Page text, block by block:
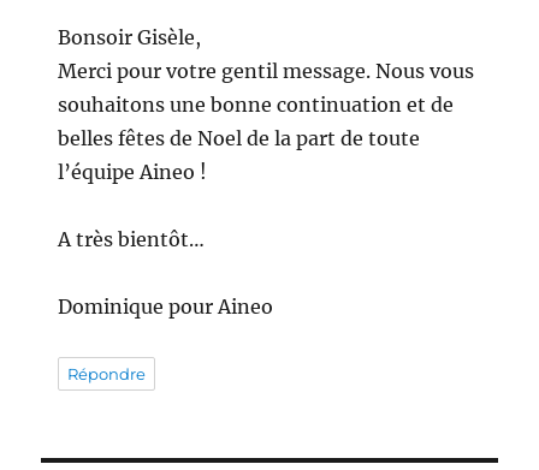
Bonsoir Gisèle,
Merci pour votre gentil message. Nous vous
souhaitons une bonne continuation et de
belles fêtes de Noel de la part de toute
l’équipe Aineo !
A très bientôt…
Dominique pour Aineo
Répondre